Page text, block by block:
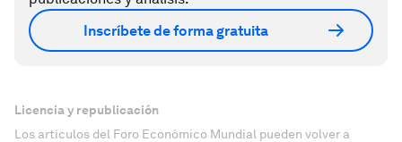
Inscríbete de forma gratuita
Licencia y republicación
Los artículos del Foro Económico Mundial pueden volver a